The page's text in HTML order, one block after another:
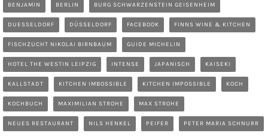
BENJAMIN BERLIN BURG SCHWARZENSTEIN GEISENHEIM
DUESSELDORF DÜSSELDORF FACEBOOK FINNS WINE & KITCHEN
FISCHZUCHT NIKOLAI BIRNBAUM GUIDE MICHELIN
HOTEL THE WESTIN LEIPZIG INTENSE JAPANISCH KAISEKI
KALLSTADT KITCHEN IMBOSSIBLE KITCHEN IMPOSSIBLE KOCH
KOCHBUCH MAXIMILIAN STROHE MAX STROHE
NEUES RESTAURANT NILS HENKEL PEIFER PETER MARIA SCHNURR